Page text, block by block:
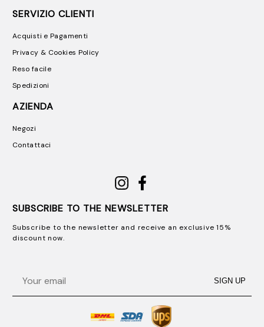
SERVIZIO CLIENTI
Acquisti e Pagamenti
Privacy & Cookies Policy
Reso facile
Spedizioni
AZIENDA
Negozi
Contattaci
SUBSCRIBE TO THE NEWSLETTER
Subscribe to the newsletter and receive an exclusive 15%
discount now.
SIGN UP